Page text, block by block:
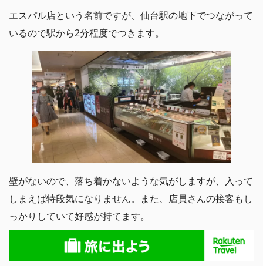
エスパル店という名前ですが、仙台駅の地下でつながって
いるので駅から2分程度でつきます。
壁がないので、落ち着かないような気がしますが、入って
しまえば特段気になりません。また、店員さんの接客もし
っかりしていて好感が持てます。